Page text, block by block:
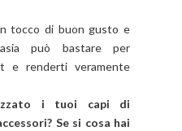
tocco di buon gusto e
può bastare per
e renderti veramente
i tuoi capi di
Se si cosa hai